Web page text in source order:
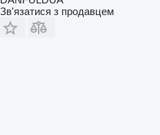
Зв'язатися з продавцем